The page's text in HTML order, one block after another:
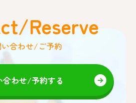
Reserve
い合わせ/ご予約
合わせ/予約する